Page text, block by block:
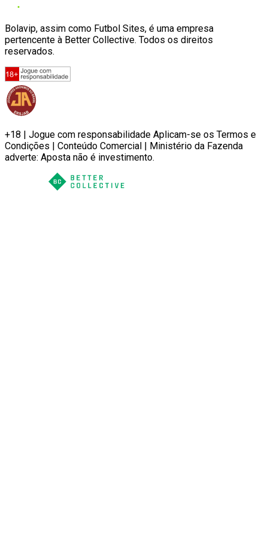
Bolavip, assim como Futbol Sites, é uma empresa
pertencente à Better Collective. Todos os direitos
reservados.
+18 | Jogue com responsabilidade Aplicam-se os Termos e
Condições | Conteúdo Comercial | Ministério da Fazenda
adverte: Aposta não é investimento.